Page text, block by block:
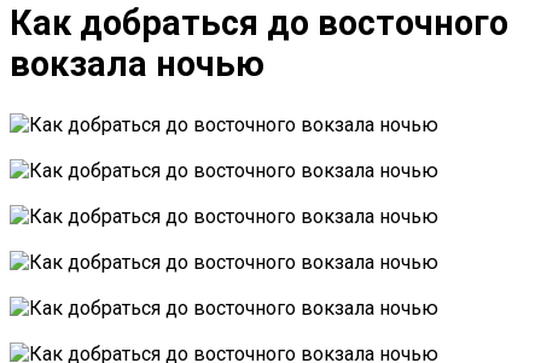
Как добраться до восточного
вокзала ночью